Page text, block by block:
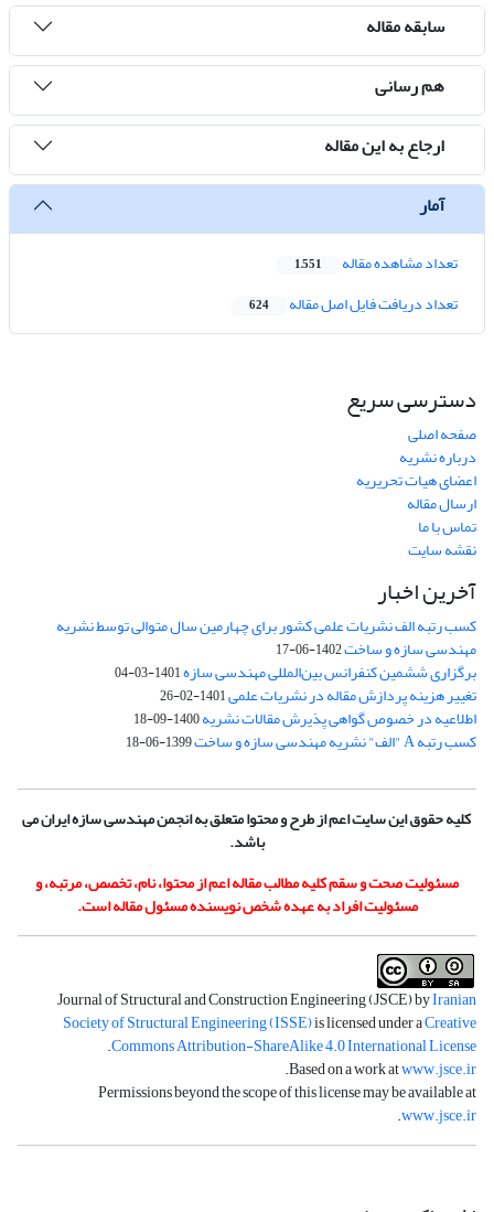
سابقه مقاله
هم رسانی
ارجاع به این مقاله
آمار
تعداد مشاهده مقاله 1,551
تعداد دریافت فایل اصل مقاله 624
دسترسی سریع
صفحه اصلی
درباره نشریه
اعضای هیات تحریریه
ارسال مقاله
تماس با ما
نقشه سایت
آخرین اخبار
کسب رتبه الف نشریات علمی کشور برای چهارمین سال متوالی توسط نشریه
مهندسی سازه و ساخت1402-06-17
برگزاری ششمین کنفرانس بین‌المللی مهندسی سازه1401-03-04
تغییر هزینه پردازش مقاله در نشریات علمی1401-02-26
اطلاعیه در خصوص گواهی پذیرش مقالات نشریه1400-09-18
کسب رتبه A "الف" نشریه مهندسی سازه و ساخت 1399-06-18
کلیه حقوق این سایت اعم از طرح و محتوا متعلق به انجمن مهندسی سازه ایران می
باشد.
مسئولیت صحت و سقم کلیه مطالب مقاله اعم از محتوا، نام، تخصص، مرتبه، و
مسئولیت افراد به عهده شخص نویسنده مسئول مقاله است.
Journal of Structural and Construction Engineering (JSCE) byIranian
Society of Structural Engineering (ISSE)is licensed under aCreative
Commons Attribution-ShareAlike 4.0 International License
.
Based on a work atwww.jsce.ir
.
Permissions beyond the scope of this license may be available at
www.jsce.ir
.